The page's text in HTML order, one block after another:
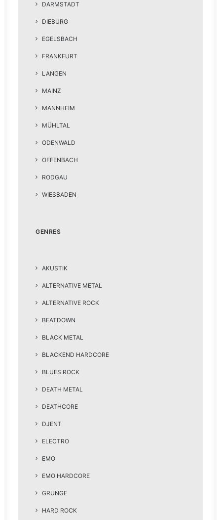
DARMSTADT
DIEBURG
EGELSBACH
FRANKFURT
LANGEN
MAINZ
MANNHEIM
MÜHLTAL
ODENWALD
OFFENBACH
RODGAU
WIESBADEN
GENRES
AKUSTIK
ALTERNATIVE METAL
ALTERNATIVE ROCK
BEATDOWN
BLACK METAL
BLACKEND HARDCORE
BLUES ROCK
DEATH METAL
DEATHCORE
DJENT
ELECTRO
EMO
EMO HARDCORE
GRUNGE
HARD ROCK